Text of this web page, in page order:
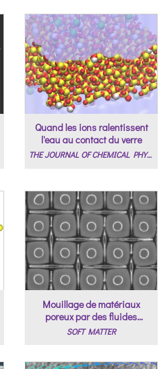
Quand les ions ralentissent
l'eau au contact du verre
THE JOURNAL OF CHEMICAL PHYSICS
Mouillage de matériaux
poreux par des fluides
complexes
SOFT MATTER